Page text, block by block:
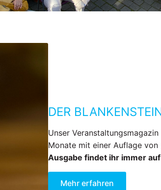
DER
Unser
Monate mit einer Auflage von
Ausgabe findet ihr immer
Mehr erfahren